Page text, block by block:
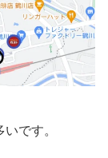
です。